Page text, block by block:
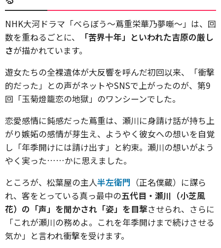
NHK大河ドラマ「べらぼう〜蔦重栄華乃夢噺〜」は、回
数を重ねるごとに、
「苦界十年」といわれた吉原の厳し
さが描かれています。
遊女たちの全裸遺体が大反響を呼んだ初回以来、「衝撃
的だった」との声がネットやSNSで上がったのが、第9
回「玉菊燈籠恋の地獄」のワンシーンでした。
恋愛感情に鈍感だった蔦重は、瀬川に身請け話が持ち上
がり嫉妬の感情が芽生え、ようやく彼女への想いを自覚
し「年季開けには請け出す」と約束。瀬川の想いがよう
やく実った……かに思えました。
ところが、松葉屋の主人半左衛門 （正名僕蔵）に謀ら
れ、客をとっている真っ最中の五代目・瀬川（小芝風
花）の「声」を聞かされ「姿」を目撃させられ、さらに
「これが瀬川の務めよ。これを年季開けまで続けさせる
気か」と言われ衝撃を受けます。